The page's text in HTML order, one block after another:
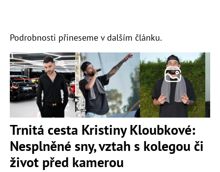
Podrobnosti přineseme v dalším článku.
Trnitá cesta Kristiny Kloubkové:
Nesplněné sny, vztah s kolegou či
život před kamerou